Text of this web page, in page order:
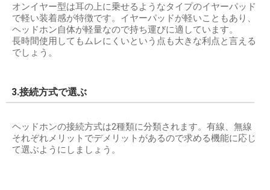
オンイヤー型は耳の上に乗せるようなタイプのイヤーパッド
で軽い装着感が特徴です。イヤーパッドが軽いこともあり、
ヘッドホン自体が軽量なので持ち運びに適しています。
長時間使用してもムレにくいという点も大きな利点と言える
でしょう。
3.接続方式で選ぶ
ヘッドホンの接続方式は2種類に分類されます。有線、無線
それぞれメリットでデメリットがあるので求める機能に応じ
て選ぶようにしましょう。